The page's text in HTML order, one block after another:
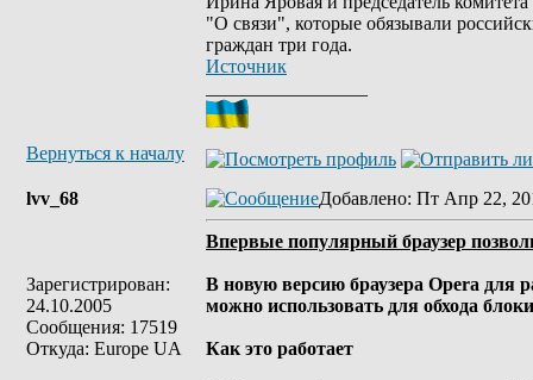
"О связи", которые обязывали
граждан три года.
Источник
Вернуться к началу
lvv_68
Зарегистрирован:
24.10.2005
Сообщения: 17519
Откуда: Europe UA
Добавлено: Пт Апр 22,
Впервые популярный браузер
В новую версию браузера Opera для
можно использовать для обхода
Как это работает